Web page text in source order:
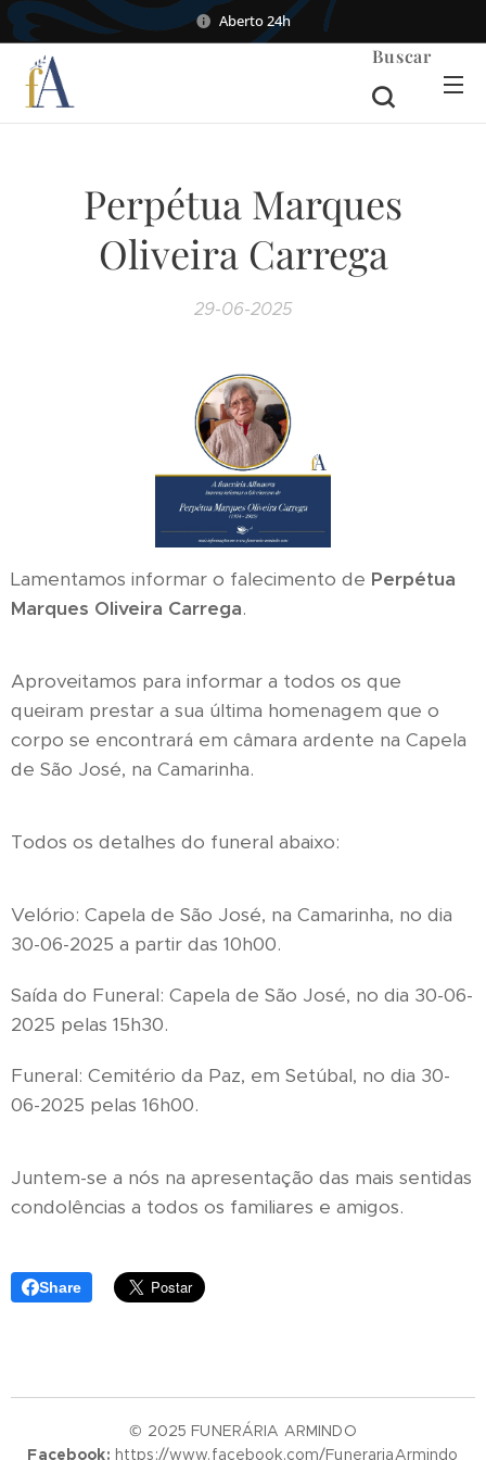
Aberto 24h
Buscar
Perpétua Marques
Oliveira Carrega
29-06-2025
Lamentamos informar o falecimento de Perpétua
Marques Oliveira Carrega.
Aproveitamos para informar a todos os que
queiram prestar a sua última homenagem que o
corpo se encontrará em câmara ardente na Capela
de São José, na Camarinha.
Todos os detalhes do funeral abaixo:
Velório: Capela de São José, na Camarinha, no dia
30-06-2025 a partir das 10h00.
Saída do Funeral: Capela de São José, no dia 30-06-
2025 pelas 15h30.
Funeral: Cemitério da Paz, em Setúbal, no dia 30-
06-2025 pelas 16h00.
Juntem-se a nós na apresentação das mais sentidas
condolências a todos os familiares e amigos.
Share
© 2025 FUNERÁRIA ARMINDO
Facebook: https://www.facebook.com/FunerariaArmindo